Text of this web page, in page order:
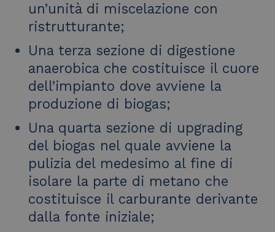
un’unità di miscelazione con
ristrutturante;
Una terza sezione di digestione
anaerobica che costituisce il cuore
dell’impianto dove avviene la
produzione di biogas;
Una quarta sezione di upgrading
del biogas nel quale avviene la
pulizia del medesimo al fine di
isolare la parte di metano che
costituisce il carburante derivante
dalla fonte iniziale;